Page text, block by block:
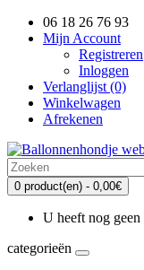
06 18 26 76 93
Mijn Account
Registreren
Inloggen
Verlanglijst (0)
Winkelwagen
Afrekenen
0 product(en) - 0,00€
U heeft nog
categorieën